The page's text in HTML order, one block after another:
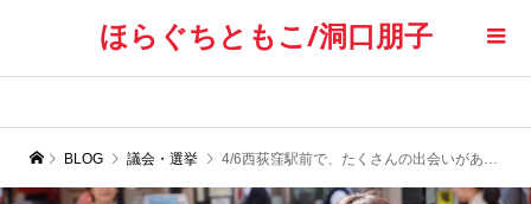
ほらぐちともこ/洞口朋子
BLOG 議会・選挙 4/6西荻窪駅前で、たくさんの出会いがありました。